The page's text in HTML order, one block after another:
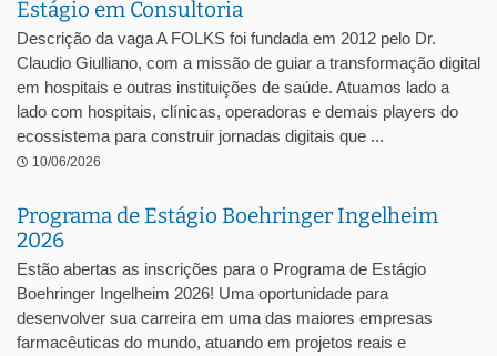
Estágio em Consultoria
Descrição da vaga A FOLKS foi fundada em 2012 pelo Dr.
Claudio Giulliano, com a missão de guiar a transformação digital
em hospitais e outras instituições de saúde. Atuamos lado a
lado com hospitais, clínicas, operadoras e demais players do
ecossistema para construir jornadas digitais que ...
10/06/2026
Programa de Estágio Boehringer Ingelheim
2026
Estão abertas as inscrições para o Programa de Estágio
Boehringer Ingelheim 2026! Uma oportunidade para
desenvolver sua carreira em uma das maiores empresas
farmacêuticas do mundo, atuando em projetos reais e